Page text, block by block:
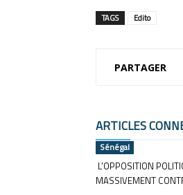
TAGS Edito
PARTAGER
ARTICLES
Sénégal
L’OPPOSITION
MASSIVEMENT